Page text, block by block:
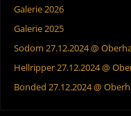
Galerie 2026
Galerie 2025
Sodom 27.12.2024 @
Hellripper 27.12.2024 @
Bonded 27.12.2024 @